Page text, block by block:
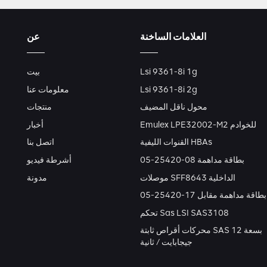
عن
بيت
معلومات عنا
منتجات
أخبار
اتصل بنا
أشرطة فيديو
مدونة
العلامات الساخنة
Lsi 9361-8i 1g
Lsi 9361-8i 2g
محول ناقل المضيف
Emulex LPE32002-M2 للخوادم
القنوات الليفية HBAs
بطاقة مداهمة 08-25420-05
موصلات SFF8643 الداخلية
بطاقة مداهمة مقابل 17-25420-05
تحكم Sas LSI SAS3108
محركات أقراص ثابتة SAS بسعة 12
جيجابايت / ثانية